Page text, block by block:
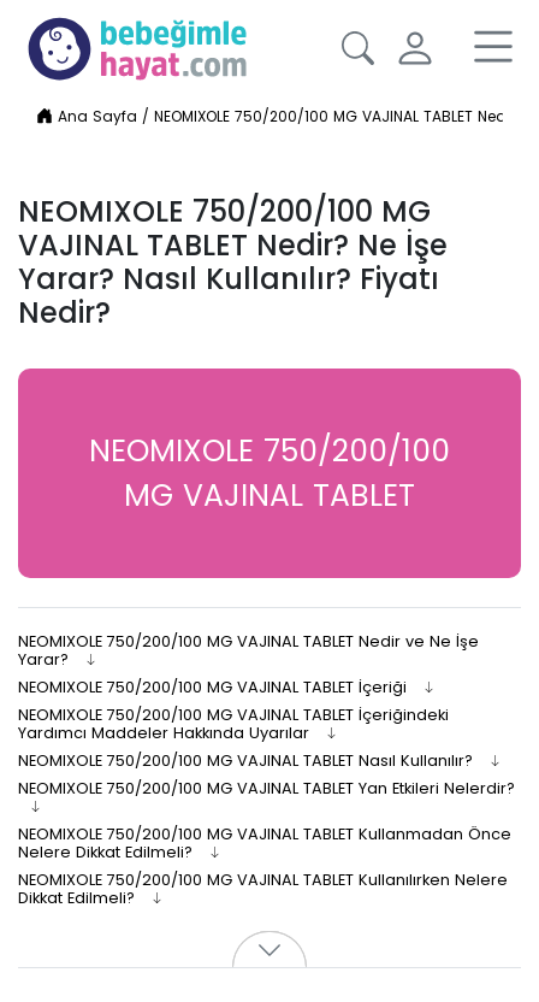
Ana Sayfa /NEOMIXOLE 750/200/100 MG VAJINAL TABLET Nedir?
NEOMIXOLE 750/200/100 MG
VAJINAL TABLET Nedir? Ne İşe
Yarar? Nasıl Kullanılır? Fiyatı
Nedir?
NEOMIXOLE 750/200/100
MG VAJINAL TABLET
NEOMIXOLE 750/200/100 MG VAJINAL TABLET Nedir ve Ne İşe
Yarar?
NEOMIXOLE 750/200/100 MG VAJINAL TABLET İçeriği
NEOMIXOLE 750/200/100 MG VAJINAL TABLET İçeriğindeki
Yardımcı Maddeler Hakkında Uyarılar
NEOMIXOLE 750/200/100 MG VAJINAL TABLET Nasıl Kullanılır?
NEOMIXOLE 750/200/100 MG VAJINAL TABLET Yan Etkileri Nelerdir?
NEOMIXOLE 750/200/100 MG VAJINAL TABLET Kullanmadan Önce
Nelere Dikkat Edilmeli?
NEOMIXOLE 750/200/100 MG VAJINAL TABLET Kullanılırken Nelere
Dikkat Edilmeli?